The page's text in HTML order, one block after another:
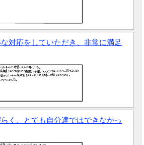
対応をしていただき、非常に満足
く、とても自分達ではできなかっ